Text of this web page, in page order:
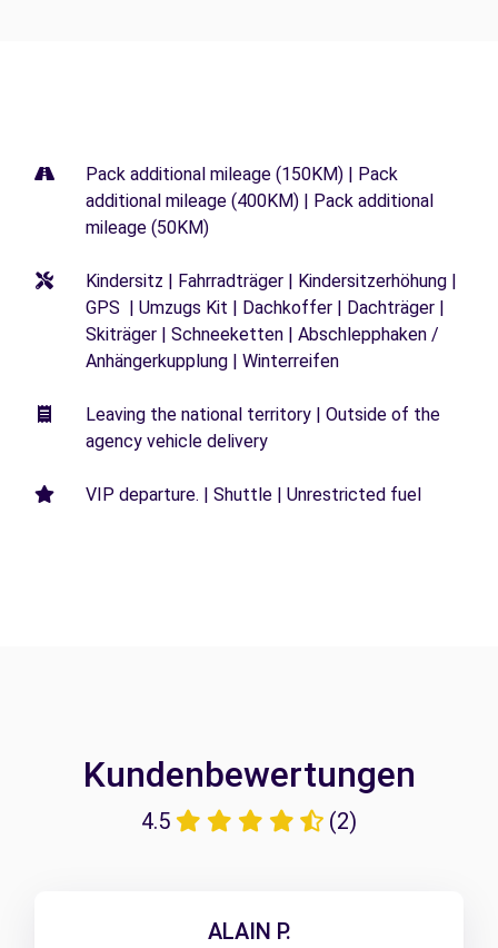
Pack additional mileage (150KM) | Pack
additional mileage (400KM) | Pack additional
mileage (50KM)
Kindersitz | Fahrradträger | Kindersitzerhöhung |
GPS | Umzugs Kit | Dachkoffer | Dachträger |
Skiträger | Schneeketten | Abschlepphaken /
Anhängerkupplung | Winterreifen
Leaving the national territory | Outside of the
agency vehicle delivery
VIP departure. | Shuttle | Unrestricted fuel
Kundenbewertungen
4.5 (2)
ALAIN P.